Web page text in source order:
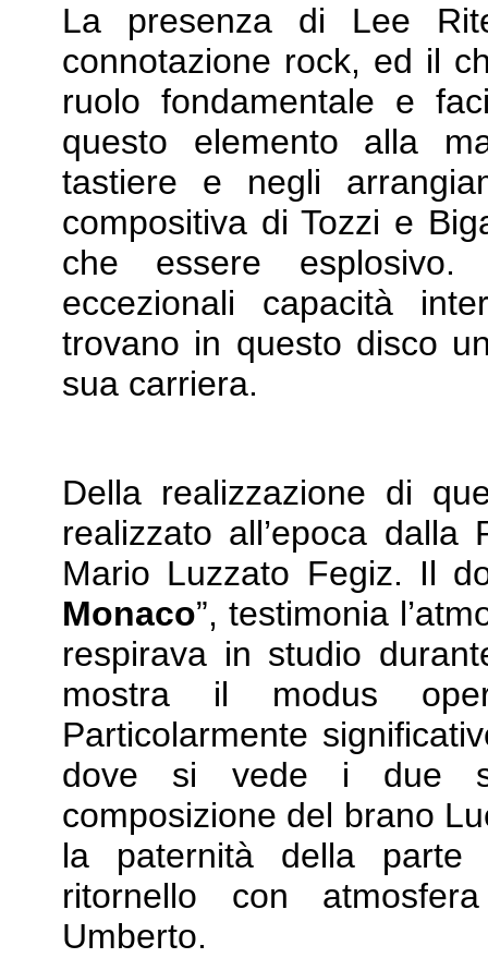
La presenza di Lee
connotazione rock, ed il
ruolo fondamentale e
questo elemento alla
tastiere e negli
compositiva di Tozzi e
che essere
eccezionali capacità
trovano in questo disco
sua carriera.
Della realizzazione di
realizzato all’epoca
Mario Luzzato Fegiz. Il
Monaco”, testimonia
respirava in studio
mostra il modus
Particolarmente
dove si vede i due
composizione del brano
la paternità della parte
ritornello con
Umberto.